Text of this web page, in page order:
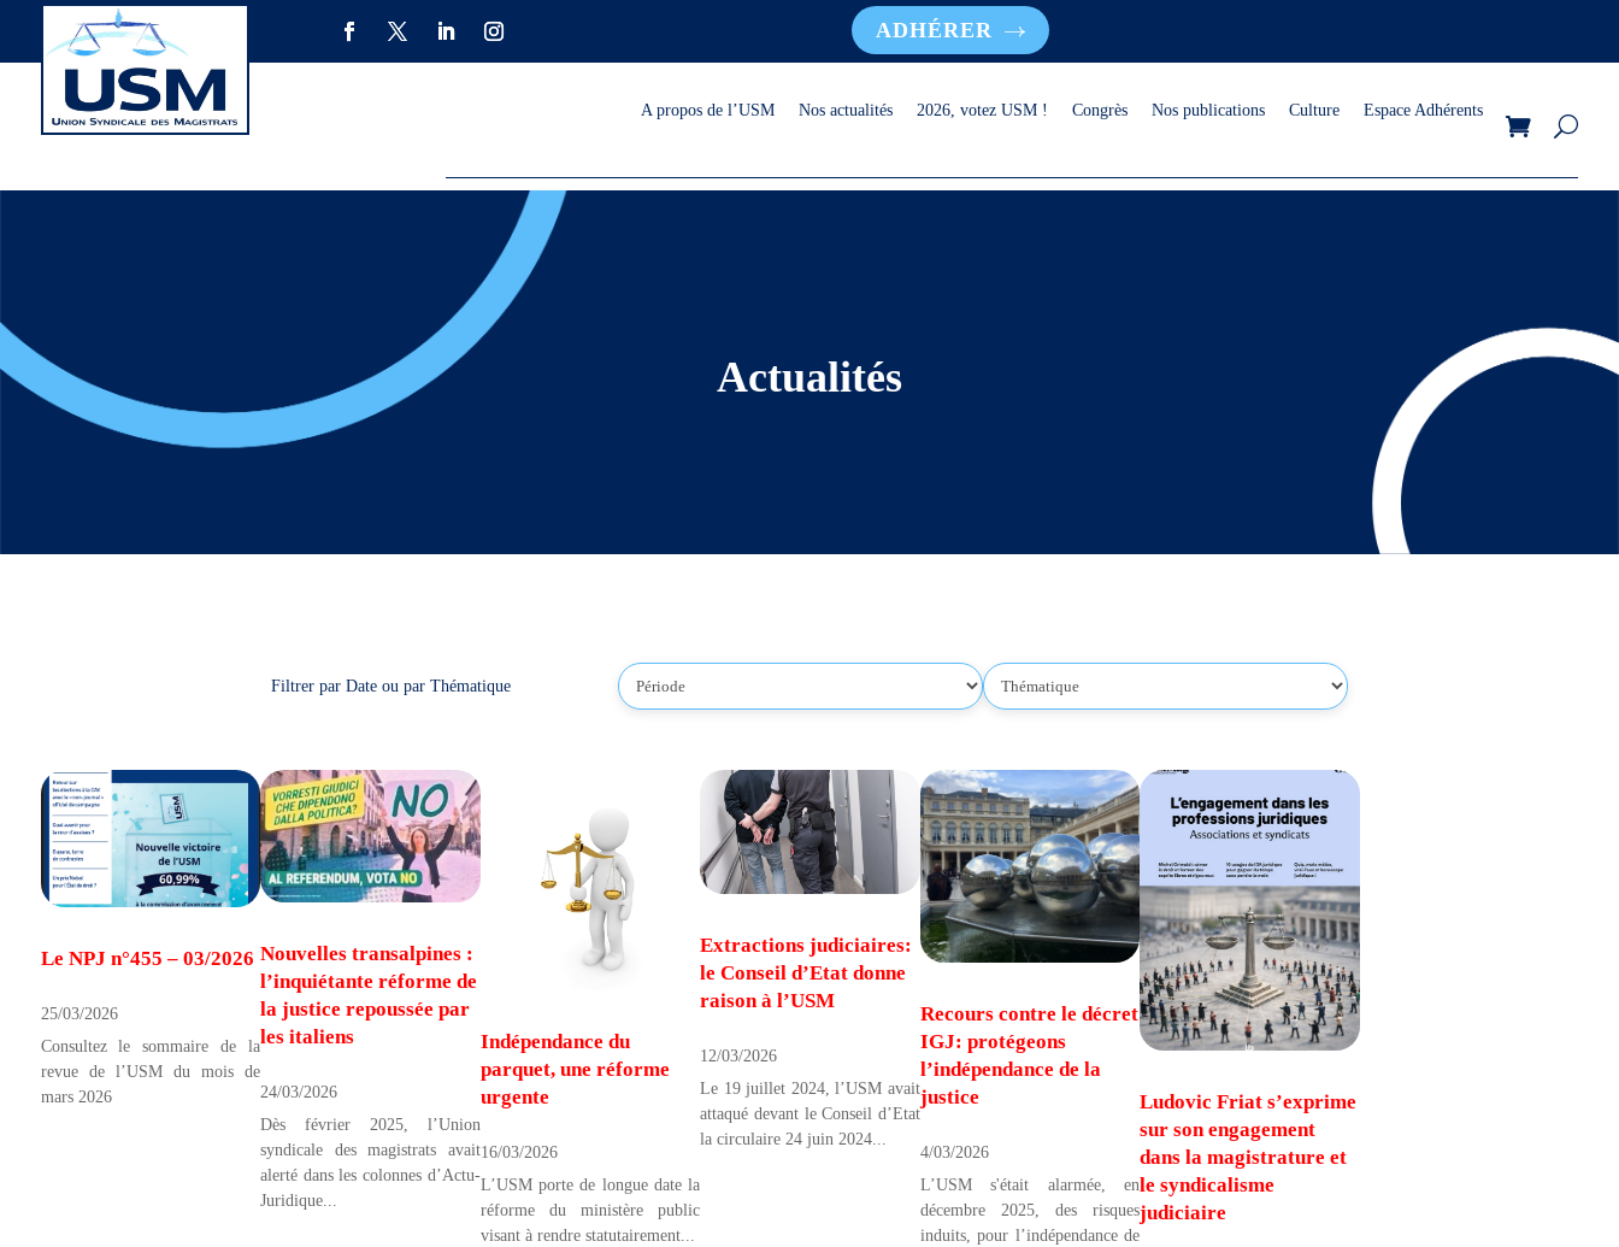
ADHÉRER
A propos de l’USM Nos actualités 2026, votez USM ! Congrès Nos publications Culture Espace Adhérents
Actualités
Filtrer par Date ou par Thématique
Le NPJ n°455 – 03/2026
25/03/2026
Consultez le sommaire de la
revue de l’USM du mois de
mars 2026
Nouvelles transalpines :
l’inquiétante réforme de
la justice repoussée par
les italiens
24/03/2026
Dès février 2025, l’Union
syndicale des magistrats avait
alerté dans les colonnes d’Actu-
Juridique...
Indépendance du
parquet, une réforme
urgente
16/03/2026
L’USM porte de longue date la
réforme du ministère public
visant à rendre statutairement...
Extractions judiciaires:
le Conseil d’Etat donne
raison à l’USM
12/03/2026
Le 19 juillet 2024, l’USM avait
attaqué devant le Conseil d’Etat
la circulaire 24 juin 2024...
Recours contre le décret
IGJ: protégeons
l’indépendance de la
justice
4/03/2026
L’USM s'était alarmée, en
décembre 2025, des risques
induits, pour l’indépendance de
Ludovic Friat s’exprime
sur son engagement
dans la magistrature et
le syndicalisme
judiciaire